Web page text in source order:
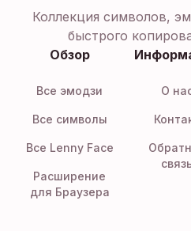
Коллекция символов,
быстрого
Обзор
Все эмодзи
Все символы
Все Lenny Face
Расширение
для Браузера
О